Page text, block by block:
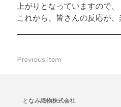
上がりとなっていますので、
これから、皆さんの反応が、
Previous Item
となみ織物株式会社